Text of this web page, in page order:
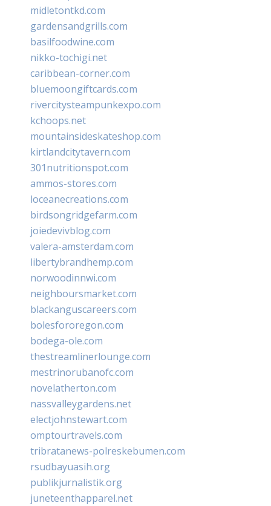
midletontkd.com
gardensandgrills.com
basilfoodwine.com
nikko-tochigi.net
caribbean-corner.com
bluemoongiftcards.com
rivercitysteampunkexpo.com
kchoops.net
mountainsideskateshop.com
kirtlandcitytavern.com
301nutritionspot.com
ammos-stores.com
loceanecreations.com
birdsongridgefarm.com
joiedevivblog.com
valera-amsterdam.com
libertybrandhemp.com
norwoodinnwi.com
neighboursmarket.com
blackanguscareers.com
bolesfororegon.com
bodega-ole.com
thestreamlinerlounge.com
mestrinorubanofc.com
novelatherton.com
nassvalleygardens.net
electjohnstewart.com
omptourtravels.com
tribratanews-polreskebumen.com
rsudbayuasih.org
publikjurnalistik.org
juneteenthapparel.net